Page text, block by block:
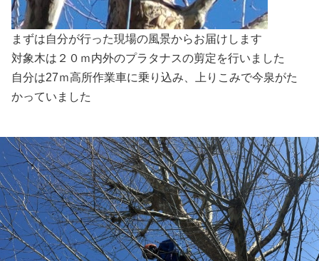
まずは自分が行った現場の風景からお届けします
対象木は２０ｍ内外のプラタナスの剪定を行いました
自分は27ｍ高所作業車に乗り込み、上りこみで今泉がた
かっていました